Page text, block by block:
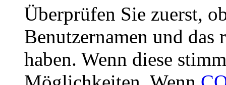
Überprüfen Sie zuerst,
Benutzernamen und das
haben. Wenn diese